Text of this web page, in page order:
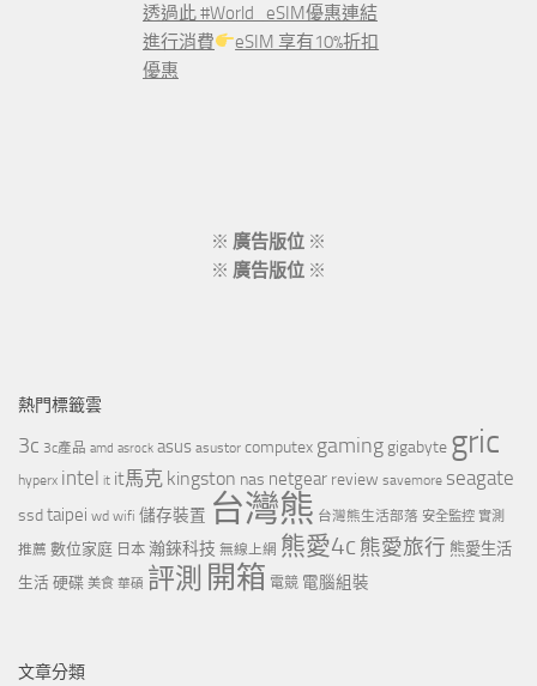
透過此 #World_eSIM優惠連結
進行消費
eSIM 享有10%折扣
優惠
※ 廣告版位 ※
※ 廣告版位 ※
熱門標籤雲
3c 3c產品 amd asrock asus asustor computex gaming gigabyte gric
hyperx intel it it馬克 kingston nas netgear review savemore seagate
ssdtaipei wd wifi 儲存裝置 台灣熊 台灣熊生活部落 安全監控 實測
推薦 數位家庭 日本 瀚錸科技 無線上網 熊愛4c 熊愛旅行 熊愛生活
生活 硬碟 美食 華碩 評測 開箱 電競 電腦組裝
文章分類